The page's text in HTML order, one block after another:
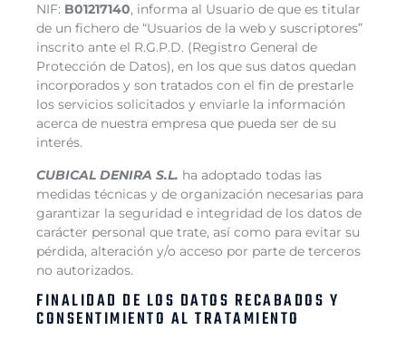
NIF: B01217140, informa al Usuario de que es titular
de un fichero de “Usuarios de la web y suscriptores”
inscrito ante el R.G.P.D. (Registro General de
Protección de Datos), en los que sus datos quedan
incorporados y son tratados con el fin de prestarle
los servicios solicitados y enviarle la información
acerca de nuestra empresa que pueda ser de su
interés.
CUBICAL DENIRA S.L. ha adoptado todas las
medidas técnicas y de organización necesarias para
garantizar la seguridad e integridad de los datos de
carácter personal que trate, así como para evitar su
pérdida, alteración y/o acceso por parte de terceros
no autorizados.
FINALIDAD DE LOS DATOS RECABADOS Y
CONSENTIMIENTO AL TRATAMIENTO